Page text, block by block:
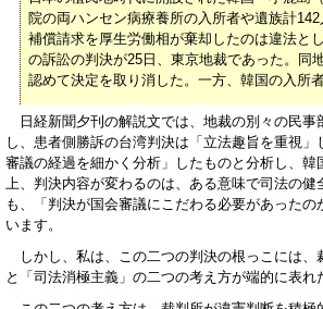
院の両ハンセン病療養所の入所者や遺族計
補償請求を厚生労働相が棄却したのは違法と
の訴訟の判決が25日、東京地裁であった。同
認めて決定を取り消した。一方、韓国の入所
日経新聞夕刊の解説文では、地裁の別々の民
し、患者側勝訴の台湾判決は「立法趣旨を重視
審議の経過を細かく分析」したものと分析し、
上、判決内容が変わるのは、ある意味で司法の健
も、「判決が国会審議にこだわる必要があった
います。
しかし、私は、この二つの判決の根っこには、
と「司法消極主義」の二つの考え方が端的に表れ